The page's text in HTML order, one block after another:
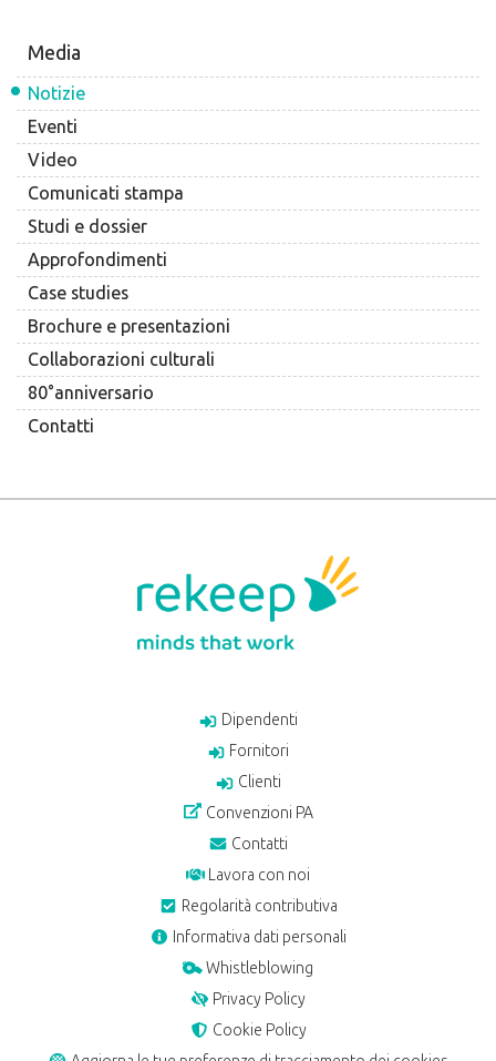
Media
Notizie
Eventi
Video
Comunicati stampa
Studi e dossier
Approfondimenti
Case studies
Brochure e presentazioni
Collaborazioni culturali
80°anniversario
Contatti
Dipendenti
Fornitori
Clienti
Convenzioni PA
Contatti
Lavora con noi
Regolarità contributiva
Informativa dati personali
Whistleblowing
Privacy Policy
Cookie Policy